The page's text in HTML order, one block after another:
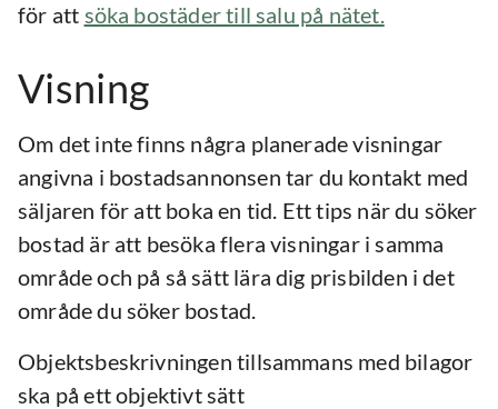
för att söka bostäder till salu på nätet.
Visning
Om det inte finns några planerade visningar
angivna i bostadsannonsen tar du kontakt med
säljaren för att boka en tid. Ett tips när du söker
bostad är att besöka flera visningar i samma
område och på så sätt lära dig prisbilden i det
område du söker bostad.
Objektsbeskrivningen tillsammans med bilagor
ska på ett objektivt sätt